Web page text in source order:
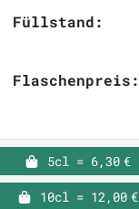
Füllstand:
Flaschenpreis:
5cl = 6,30 €
10cl = 12,00 €